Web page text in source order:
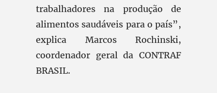
trabalhadores na produção de
alimentos saudáveis para o país”,
explica Marcos Rochinski,
coordenador geral da CONTRAF
BRASIL.